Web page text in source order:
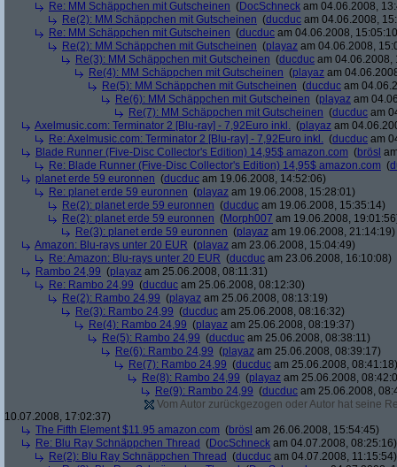
Re: MM Schäppchen mit Gutscheinen (DocSchneck am 04.06.2008,
Re(2): MM Schäppchen mit Gutscheinen (ducduc am 04.06.2008,
Re: MM Schäppchen mit Gutscheinen (ducduc am 04.06.2008,
Re(2): MM Schäppchen mit Gutscheinen (playaz am 04.06.2008,
Re(3): MM Schäppchen mit Gutscheinen (ducduc am 04.06.2008,
Re(4): MM Schäppchen mit Gutscheinen (playaz am
Re(5): MM Schäppchen mit Gutscheinen (ducduc am
Re(6): MM Schäppchen mit Gutscheinen (playaz am
Re(7): MM Schäppchen mit Gutscheinen (ducduc am
Axelmusic.com: Terminator 2 [Blu-ray] - 7,92Euro inkl. (playaz am
Re: Axelmusic.com: Terminator 2 [Blu-ray] - 7,92Euro inkl. (ducduc am
Blade Runner (Five-Disc Collector's Edition) 14,95$ amazon.com (brösl
Re: Blade Runner (Five-Disc Collector's Edition) 14,95$ amazon.com (
planet erde 59 euronnen (ducduc am 19.06.2008, 14:52:06)
Re: planet erde 59 euronnen (playaz am 19.06.2008, 15:28:01)
Re(2): planet erde 59 euronnen (ducduc am 19.06.2008, 15:35:14)
Re(2): planet erde 59 euronnen (Morph007 am 19.06.2008,
Re(3): planet erde 59 euronnen (playaz am 19.06.2008, 21:14:19)
Amazon: Blu-rays unter 20 EUR (playaz am 23.06.2008, 15:04:49)
Re: Amazon: Blu-rays unter 20 EUR (ducduc am 23.06.2008, 16:10:08)
Rambo 24,99 (playaz am 25.06.2008, 08:11:31)
Re: Rambo 24,99 (ducduc am 25.06.2008, 08:12:30)
Re(2): Rambo 24,99 (playaz am 25.06.2008, 08:13:19)
Re(3): Rambo 24,99 (ducduc am 25.06.2008, 08:16:32)
Re(4): Rambo 24,99 (playaz am 25.06.2008, 08:19:37)
Re(5): Rambo 24,99 (ducduc am 25.06.2008, 08:38:11)
Re(6): Rambo 24,99 (playaz am 25.06.2008, 08:39:17)
Re(7): Rambo 24,99 (ducduc am 25.06.2008, 08:41:18)
Re(8): Rambo 24,99 (playaz am 25.06.2008,
Re(9): Rambo 24,99 (ducduc am 25.06.2008,
Vom Autor zurückgezogen oder Autor hat seine
10.07.2008, 17:02:37)
The Fifth Element $11.95 amazon.com (brösl am 26.06.2008, 15:54:45)
Re: Blu Ray Schnäppchen Thread (DocSchneck am 04.07.2008, 08:25:16)
Re(2): Blu Ray Schnäppchen Thread (ducduc am 04.07.2008, 11:15:54)